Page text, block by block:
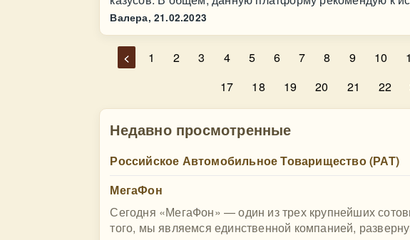
Валера, 21.02.2023
< 1 2 3 4 5 6 7 8 9 10
17
18 19 20 21 22
Недавно просмотренные
Российское Автомобильное Товарищество (РАТ)
МегаФон
Сегодня «МегаФон» — один из трех крупнейших
того, мы являемся единственной компанией,